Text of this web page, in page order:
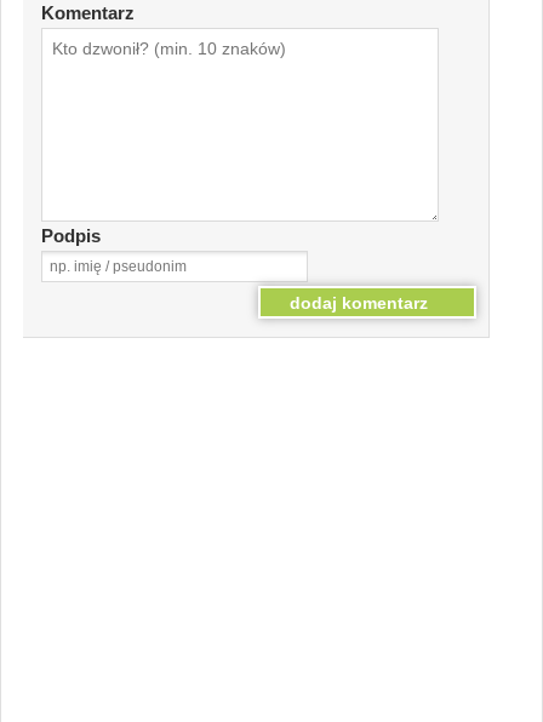
Komentarz
Podpis